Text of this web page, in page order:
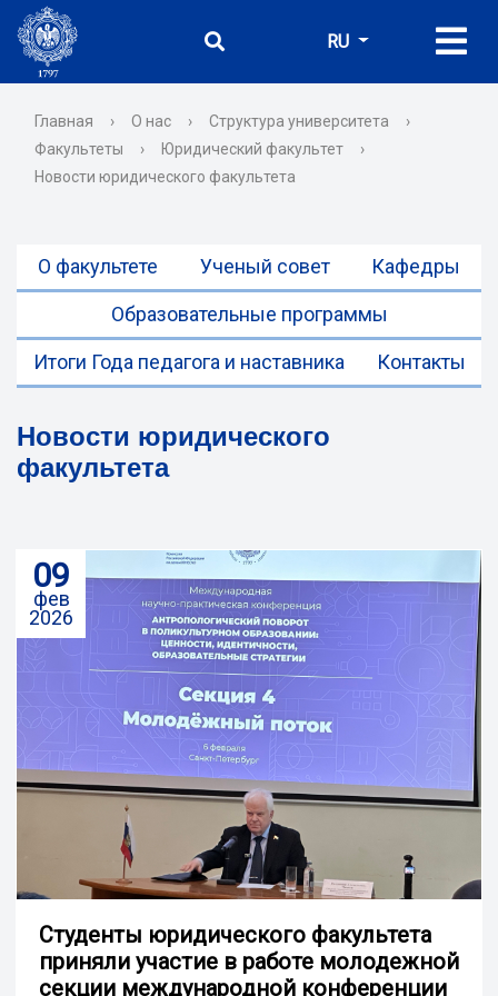
RU
Главная › О нас › Структура университета
›
Факультеты
› Юридический факультет
›
Новости юридического факультета
О факультете Ученый совет Кафедры
Образовательные программы
Итоги Года педагога и наставника Контакты
Новости юридического
факультета
09
фев
2026
Cтуденты юридического факультета
приняли участие в работе молодежной
секции международной конференции